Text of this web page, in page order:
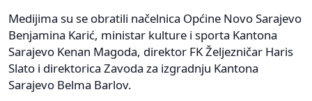
Medijima su se obratili načelnica Općine Novo Sarajevo
Benjamina Karić, ministar kulture i sporta Kantona
Sarajevo Kenan Magoda, direktor FK Željezničar Haris
Slato i direktorica Zavoda za izgradnju Kantona
Sarajevo Belma Barlov.